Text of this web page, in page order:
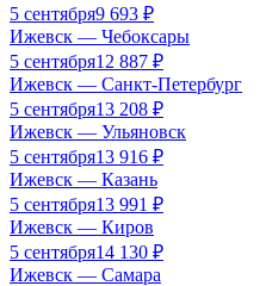
5 сентября9 693 ₽
Ижевск — Чебоксары
5 сентября12 887 ₽
Ижевск — Санкт-Петербург
5 сентября13 208 ₽
Ижевск — Ульяновск
5 сентября13 916 ₽
Ижевск — Казань
5 сентября13 991 ₽
Ижевск — Киров
5 сентября14 130 ₽
Ижевск — Самара